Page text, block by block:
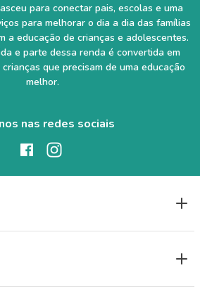
para conectar pais, escolas e uma
para melhorar o dia a dia das famílias
a educação de crianças e adolescentes.
e parte dessa renda é convertida em
que precisam de uma educação
melhor.
nas redes sociais